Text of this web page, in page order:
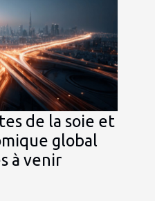
de la soie et
global
à venir